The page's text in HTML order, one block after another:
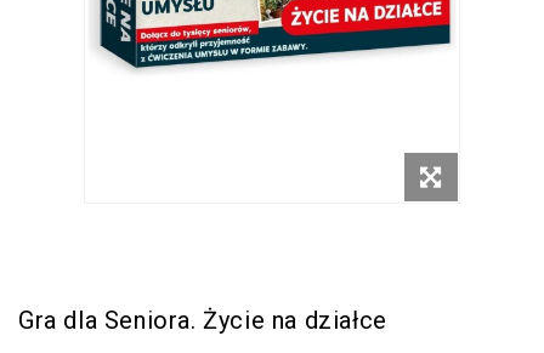
Gra dla Seniora. Życie na działce